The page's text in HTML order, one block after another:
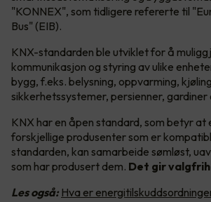
"KONNEX", som tidligere refererte til
Bus" (EIB).
KNX-standarden ble utviklet for å
kommunikasjon og styring av ulike
bygg, f.eks. belysning, oppvarming,
sikkerhetssystemer, persienner, gardiner
KNX har en åpen standard, som betyr at
forskjellige produsenter som er
standarden, kan samarbeide sømløst,
som har produsert dem. Det gir
Les også: Hva er